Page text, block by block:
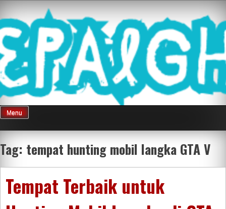
content
Mnepalghopa
Review Game
Terkini Paling
Seluruh Di
Indonesia
Menu
Tag: tempat hunting mobil langka GTA V
Tempat Terbaik untuk